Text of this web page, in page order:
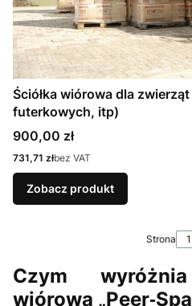
Ściółka wiórowa dla
futerkowych, itp)
Cena
900,00 zł
Cena
731,71 złbez VAT
Zobacz produkt
Strona
Czym
wiórowa